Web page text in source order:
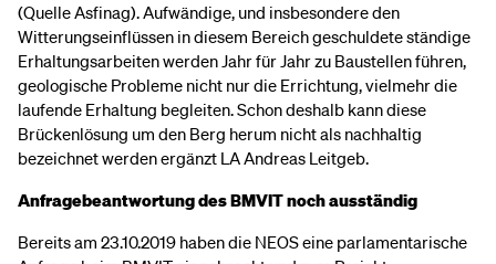
(Quelle Asfinag). Aufwändige, und insbesondere den
Witterungseinflüssen in diesem Bereich geschuldete ständige
Erhaltungsarbeiten werden Jahr für Jahr zu Baustellen führen,
geologische Probleme nicht nur die Errichtung, vielmehr die
laufende Erhaltung begleiten. Schon deshalb kann diese
Brückenlösung um den Berg herum nicht als nachhaltig
bezeichnet werden ergänzt LA Andreas Leitgeb.
Anfragebeantwortung des BMVIT noch ausständig
Bereits am 23.10.2019 haben die NEOS eine parlamentarische